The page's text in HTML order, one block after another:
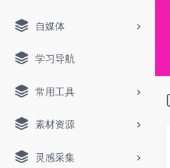
自媒体
学习导航
常用工具
素材资源
灵感采集